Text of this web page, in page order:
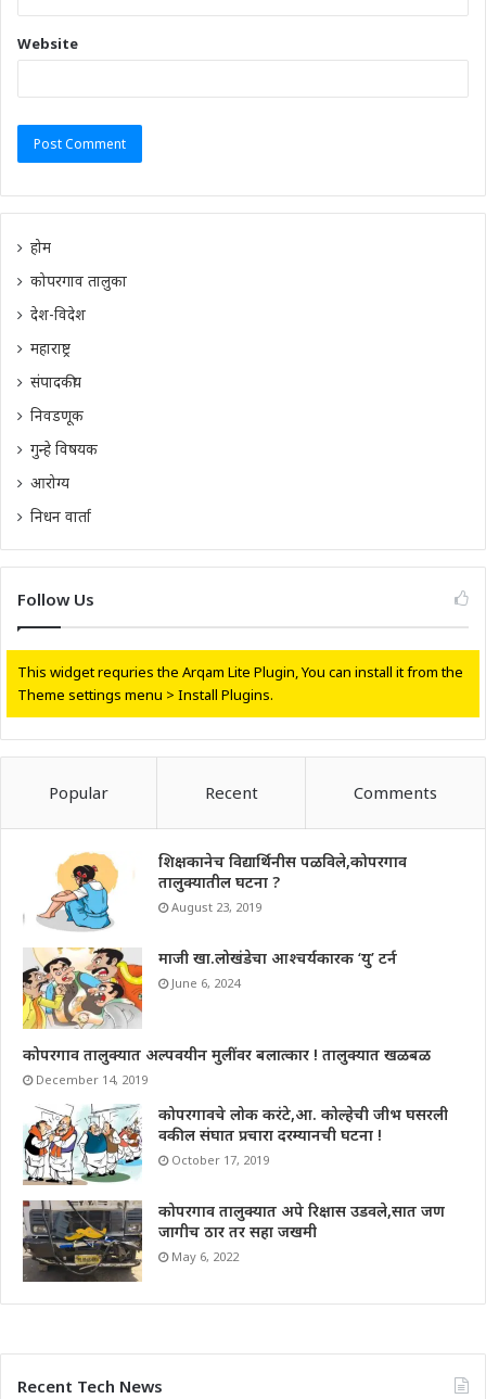
Website
होम
कोपरगाव तालुका
देश-विदेश
महाराष्ट्र
संपादकीय
निवडणूक
गुन्हे विषयक
आरोग्य
निधन वार्ता
Follow Us
This widget requries the Arqam Lite Plugin, You can install it from the
Theme settings menu > Install Plugins.
Popular Recent Comments
शिक्षकानेच विद्यार्थिनीस पळविले,कोपरगाव
तालुक्यातील घटना ?
August 23, 2019
माजी खा.लोखंडेचा आश्चर्यकारक ‘यु’ टर्न
June 6, 2024
कोपरगाव तालुक्यात अल्पवयीन मुलींवर बलात्कार ! तालुक्यात खळबळ
December 14, 2019
कोपरगावचे लोक करंटे,आ. कोल्हेची जीभ घसरली
वकील संघात प्रचारा दरम्यानची घटना !
October 17, 2019
कोपरगाव तालुक्यात अपे रिक्षास उडवले,सात जण
जागीच ठार तर सहा जखमी
May 6, 2022
Recent Tech News